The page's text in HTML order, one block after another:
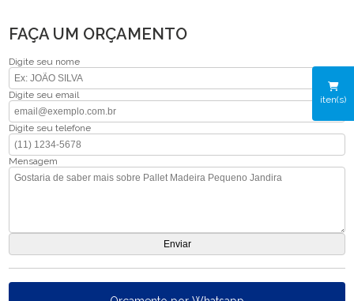
iten(s)
FAÇA UM ORÇAMENTO
Digite seu nome
Digite seu email
Digite seu telefone
Mensagem